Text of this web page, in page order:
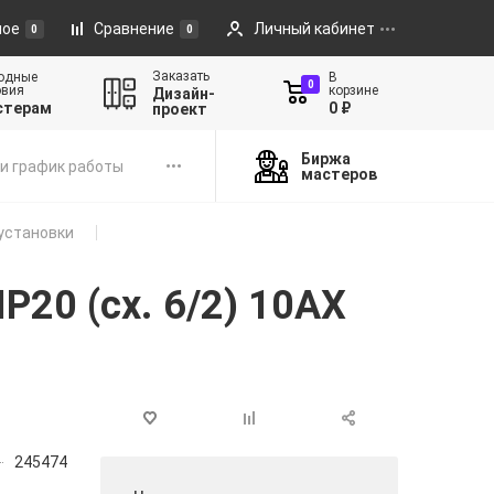
0 Сравнение 0 Личный кабинет
Заказать
Дизайн-
проект
0
В
корзине
0 ₽
график работы
Биржа
мастеров
(сх. 6/2) 10AX
245474